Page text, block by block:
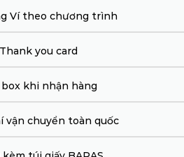
Ví theo chương trình
Thank you card
box khi nhận hàng
vận chuyển toàn quốc